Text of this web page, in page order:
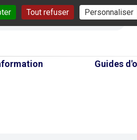
Tout refuser Personnaliser
Guides